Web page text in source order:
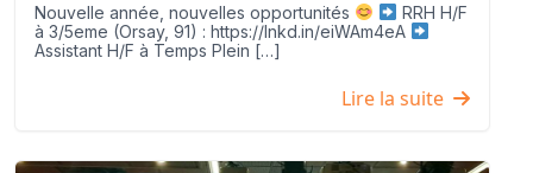
Nouvelle année, nouvelles opportunités
RRH H/F
à 3/5eme (Orsay, 91) : https://lnkd.in/eiWAm4eA
Assistant H/F à Temps Plein […]
Lire la suite